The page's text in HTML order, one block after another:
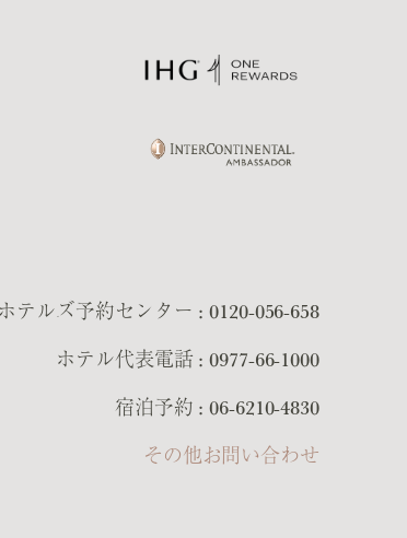
テルズ予約センター :0120-056-658
ホテル代表電話 :0977-66-1000
宿泊予約 :06-6210-4830
その他お問い合わせ